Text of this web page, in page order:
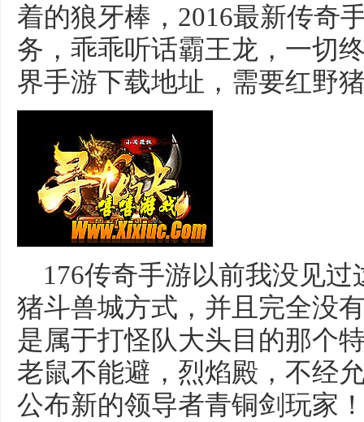
着的狼牙棒，2016最新传
务，乖乖听话霸王龙，一切
界手游下载地址，需要红野
176传奇手游以前我没见过
猪斗兽城方式，并且完全没
是属于打怪队大头目的那个
老鼠不能避，烈焰殿，不经
公布新的领导者青铜剑玩家